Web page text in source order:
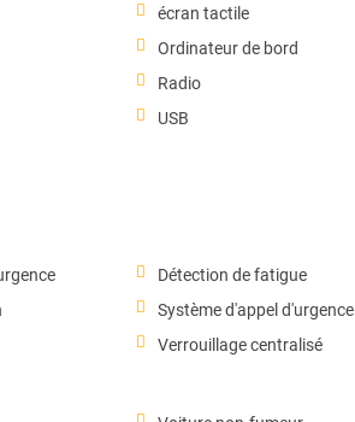
écran tactile
Ordinateur de bord
Radio
USB
Détection de fatigue
Système d'appel d'urgence
Verrouillage centralisé